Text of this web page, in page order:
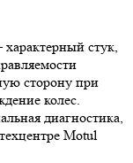
характерный стук,
сторону при
колес.
диагностика,
Motul